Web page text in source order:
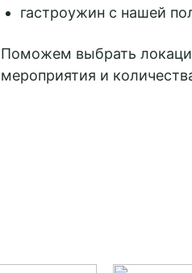
гастроужин с нашей
Поможем выбрать
мероприятия и